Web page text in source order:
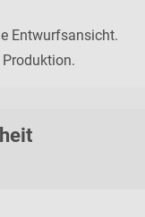
Entwurfsansicht.